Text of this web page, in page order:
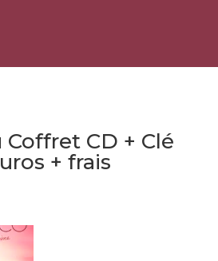
Coffret CD + Clé
+ frais